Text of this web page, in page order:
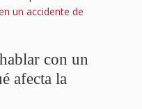
un accidente de
con un
afecta la